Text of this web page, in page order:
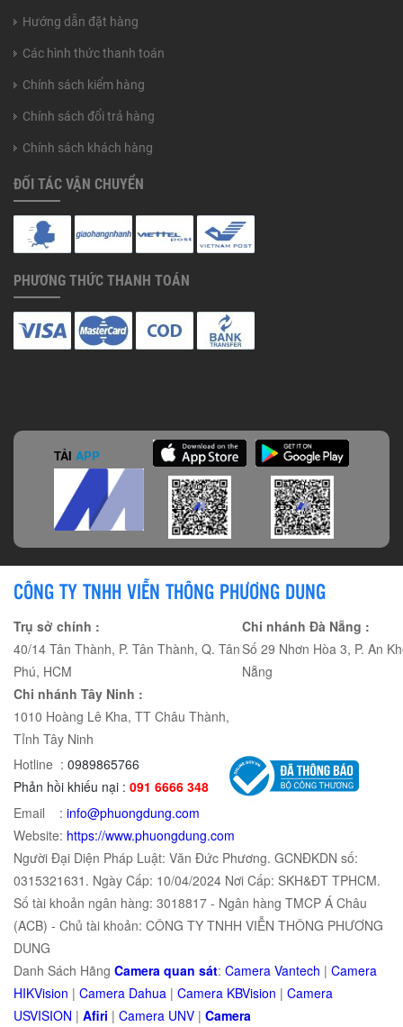
Hướng dẫn đặt hàng
Các hình thức thanh toán
Chính sách kiểm hàng
Chính sách đổi trả hàng
Chính sách khách hàng
ĐỐI TÁC VẬN CHUYỂN
PHƯƠNG THỨC THANH TOÁN
TẢI APP
CÔNG TY TNHH VIỄN THÔNG PHƯƠNG DUNG
Trụ sở chính :
40/14 Tân Thành, P. Tân Thành, Q. Tân
Phú, HCM
Chi nhánh Đà Nẵng :
Số 29 Nhơn Hòa 3, P. An
Nẵng
Chi nhánh Tây Ninh :
1010 Hoàng Lê Kha, TT Châu Thành,
Tỉnh Tây Ninh
Hotline : 0989865766
Phản hồi khiếu nại : 091 6666 348
Email : info@phuongdung.com
Website: https://www.phuongdung.com
Người Đại Diện Pháp Luật: Văn Đức Phương. GCNĐKDN số:
0315321631. Ngày Cấp: 10/04/2024 Nơi Cấp: SKH&ĐT TPHCM.
Số tài khoản ngân hàng: 3018817 - Ngân hàng TMCP Á Châu
(ACB) - Chủ tài khoản: CÔNG TY TNHH VIỄN THÔNG PHƯƠNG
DUNG
Danh Sách Hãng Camera quan sát: Camera Vantech | Camera
HIKVision | Camera Dahua | Camera KBVision | Camera
USVISION | Afiri | Camera UNV | Camera